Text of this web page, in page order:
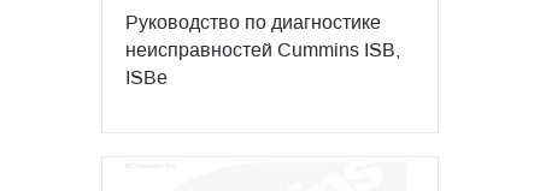
Руководство по диагностике
неисправностей Cummins ISB,
ISBe